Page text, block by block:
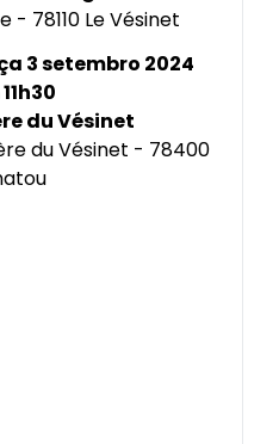
- 78110 Le Vésinet
3 setembro 2024
du Vésinet
du Vésinet - 78400